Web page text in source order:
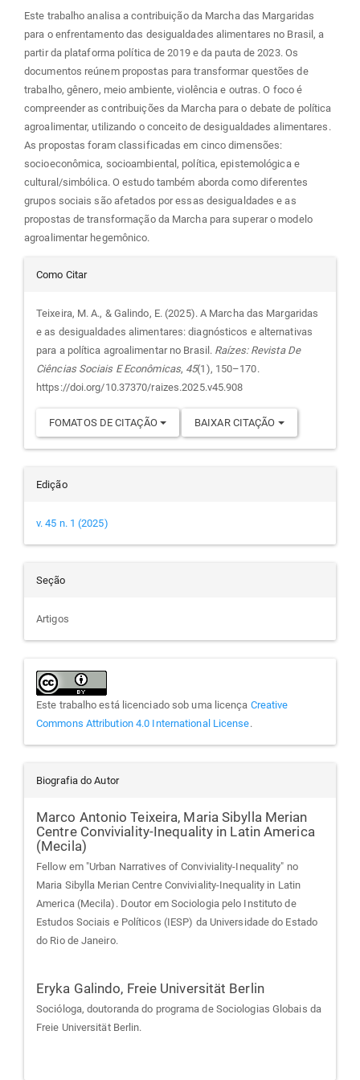
Este trabalho analisa a contribuição da Marcha das Margaridas
para o enfrentamento das desigualdades alimentares no Brasil, a
partir da plataforma política de 2019 e da pauta de 2023. Os
documentos reúnem propostas para transformar questões de
trabalho, gênero, meio ambiente, violência e outras. O foco é
compreender as contribuições da Marcha para o debate de política
agroalimentar, utilizando o conceito de desigualdades alimentares.
As propostas foram classificadas em cinco dimensões:
socioeconômica, socioambiental, política, epistemológica e
cultural/simbólica. O estudo também aborda como diferentes
grupos sociais são afetados por essas desigualdades e as
propostas de transformação da Marcha para superar o modelo
agroalimentar hegemônico.
Detalhes
do
artigo
Como Citar
Teixeira, M. A., & Galindo, E. (2025). A Marcha das Margaridas
e as desigualdades alimentares: diagnósticos e alternativas
para a política agroalimentar no Brasil. Raízes: Revista De
Ciências Sociais E Econômicas, 45(1), 150–170.
https://doi.org/10.37370/raizes.2025.v45.908
FOMATOS DE CITAÇÃO BAIXAR CITAÇÃO
Edição
v. 45 n. 1 (2025)
Seção
Artigos
Este trabalho está licenciado sob uma licença Creative
Commons Attribution 4.0 International License.
Biografia do Autor
Marco Antonio Teixeira, Maria Sibylla Merian
Centre Conviviality-Inequality in Latin America
(Mecila)
Fellow em "Urban Narratives of Conviviality-Inequality" no
Maria Sibylla Merian Centre Conviviality-Inequality in Latin
America (Mecila). Doutor em Sociologia pelo Instituto de
Estudos Sociais e Políticos (IESP) da Universidade do Estado
do Rio de Janeiro.
Eryka Galindo, Freie Universität Berlin
Socióloga, doutoranda do programa de Sociologias Globais da
Freie Universität Berlin.